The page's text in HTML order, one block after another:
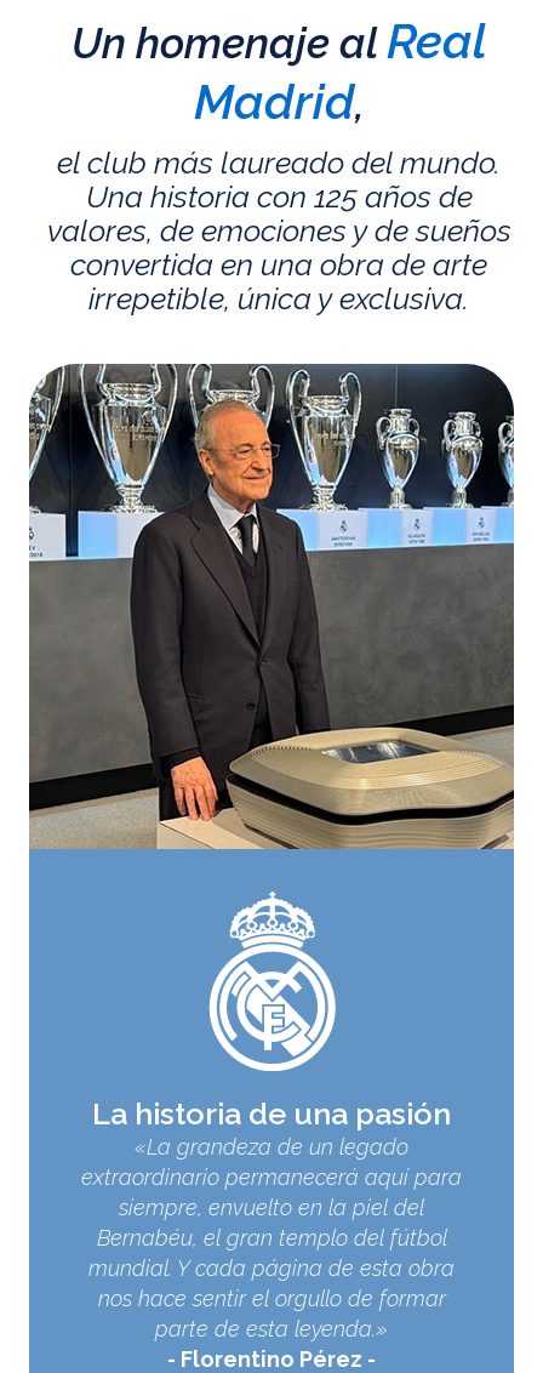
Un homenaje alReal
Madrid,
el club más laureado del mundo.
Una historia con 125 años de
valores, de emociones y de sueños
convertida en una obra de arte
irrepetible, única y exclusiva.
La historia de una pasión
«La grandeza de un legado
extraordinario permanecerá aquí para
siempre, envuelto en la piel del
Bernabéu, el gran templo del fútbol
mundial. Y cada página de esta obra
nos hace sentir el orgullo de formar
parte de esta leyenda.»
Florentino Pérez